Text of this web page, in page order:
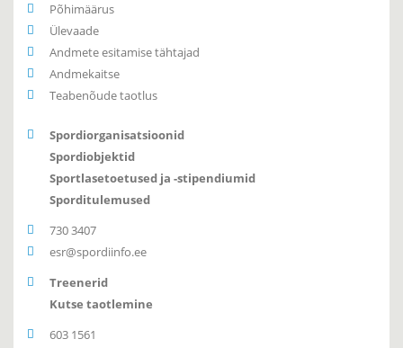
Põhimäärus
Ülevaade
Andmete esitamise tähtajad
Andmekaitse
Teabenõude taotlus
Spordiorganisatsioonid
Spordiobjektid
Sportlasetoetused ja -stipendiumid
Sporditulemused
730 3407
esr@spordiinfo.ee
Treenerid
Kutse taotlemine
603 1561